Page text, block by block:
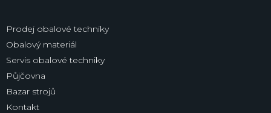
Prodej obalové techniky
Obalový materiál
Servis obalové techniky
Půjčovna
Bazar strojů
Kontakt